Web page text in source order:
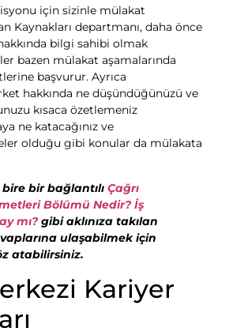
için sizinle mülakat
Kaynakları departmanı, daha önce
hakkında bilgi sahibi olmak
bazen mülakat aşamalarında
başvurur. Ayrıca
hakkında ne düşündüğünüzü ve
kısaca özetlemeniz
ne katacağınız ve
olduğu gibi konular da mülakata
bir bağlantılıÇağrı
Bölümü Nedir? İş
mı?gibi aklınıza takılan
ulaşabilmek için
atabilirsiniz.
Kariyer